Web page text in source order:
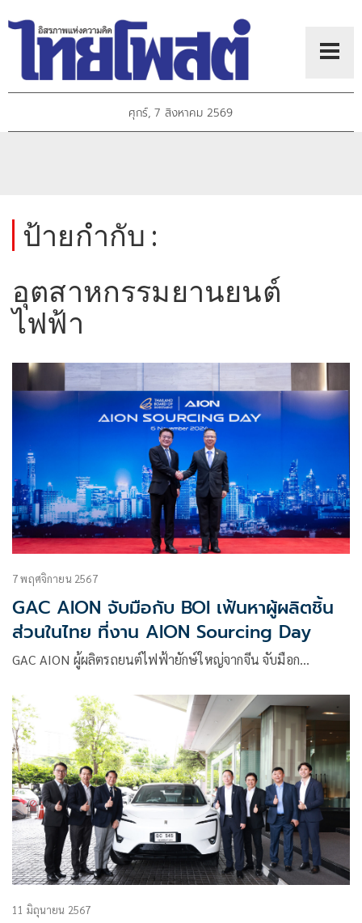
ศุกร์, 7 สิงหาคม 2569
ป้ายกำกับ :
อุตสาหกรรมยานยนต์
ไฟฟ้า
7 พฤศจิกายน 2567
GAC AION จับมือกับ BOI เฟ้นหาผู้ผลิตชิ้น
ส่วนในไทย ที่งาน AION Sourcing Day
GAC AION ผู้ผลิตรถยนต์ไฟฟ้ายักษ์ใหญ่จากจีน จับมือก…
11 มิถุนายน 2567